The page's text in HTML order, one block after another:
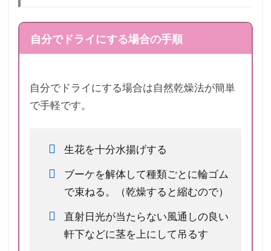
自分でドライにする場合の手順
自分でドライにする場合は自然乾燥法が簡単
で手軽です。
生花を十分水揚げする
ブーケを解体して種類ごとに輪ゴム
で束ねる。（乾燥すると縮むので）
直射日光が当たらない風通しの良い
軒下などに茎を上にして吊るす